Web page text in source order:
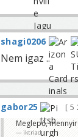
shagi0206
Nem igaz ..
gabor25
5
Meglepő,
iktriad